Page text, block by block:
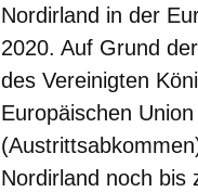
Nordirland in der
2020. Auf Grund
des Vereinigten
Europäischen
Nordirland noch bis